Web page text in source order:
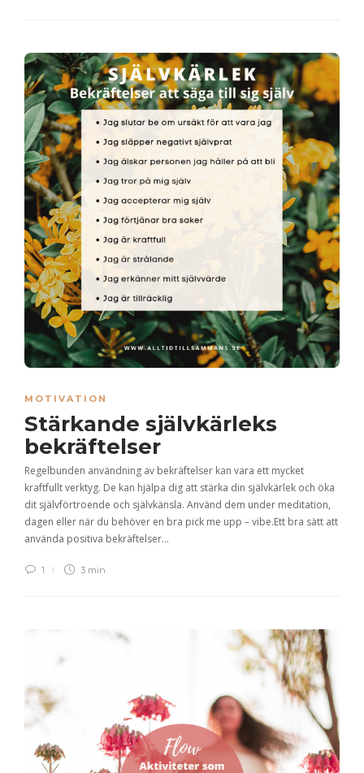
MOTIVATION
Stärkande självkärleks
bekräftelser
Regelbunden användning av bekräftelser kan vara ett mycket
kraftfullt verktyg. De kan hjälpa dig att stärka din självkärlek och öka
dit självförtroende och självkänsla. Använd dem under meditation,
dagen eller när du behöver en bra pick me upp – vibe.Ett bra sätt att
använda positiva bekräftelser…
1 3 min